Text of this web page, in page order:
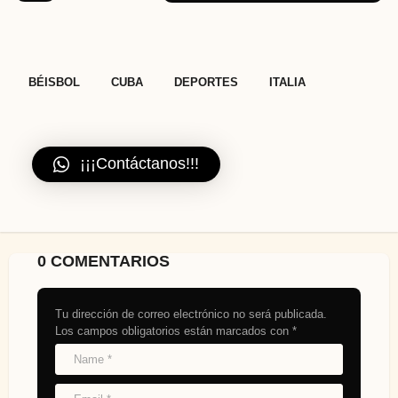
BÉISBOL CUBA DEPORTES ITALIA
¡¡¡Contáctanos!!!
0 COMENTARIOS
Tu dirección de correo electrónico no será publicada.
Los campos obligatorios están marcados con *